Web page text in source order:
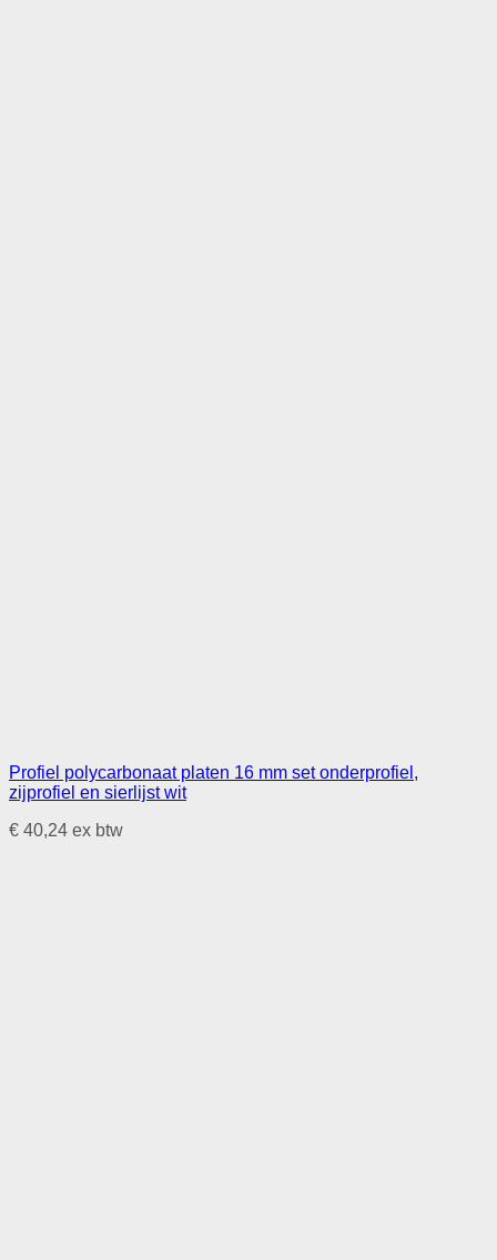
Profiel polycarbonaat platen 16 mm set onderprofiel,
zijprofiel en sierlijst wit
€ 40,24 ex btw